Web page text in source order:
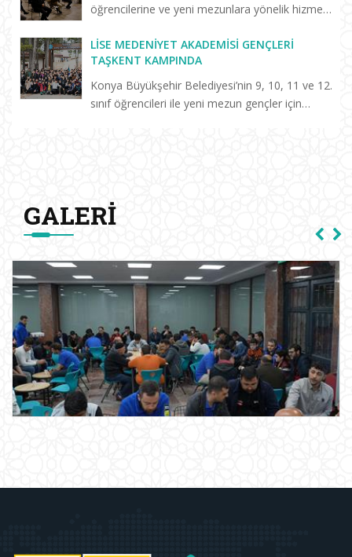
öğrencilerine ve yeni mezunlara yönelik hizmet
tarafından düzenlenen konferansa katılan Prof.
Dr. Erdal Hamarta, a...
LISE MEDENIYET AKADEMISI GENÇLERI
TAŞKENT KAMPINDA
Konya Büyükşehir Belediyesi’nin 9, 10, 11 ve 12.
sınıf öğrencileri ile yeni mezun gençler için
GALERI